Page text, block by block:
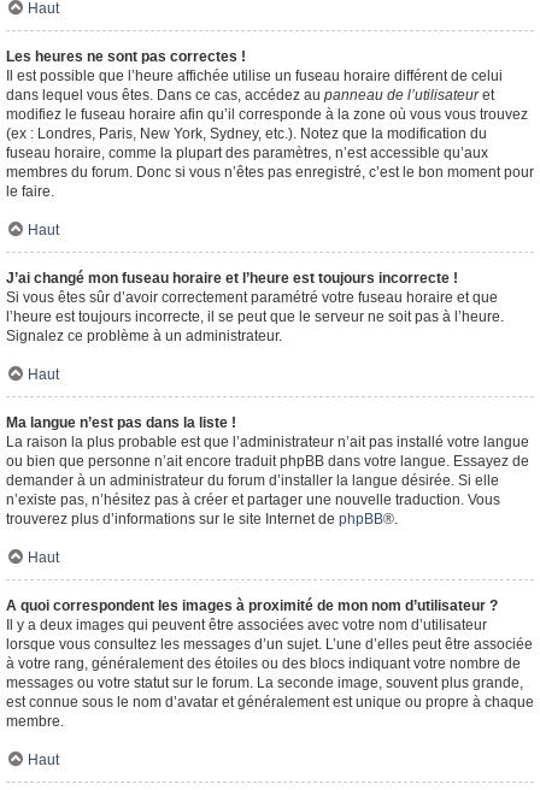
Haut
Les heures ne sont pas correctes !
Il est possible que l’heure affichée utilise un fuseau horaire différent de celui
dans lequel vous êtes. Dans ce cas, accédez au panneau de l’utilisateuret
modifiez le fuseau horaire afin qu’il corresponde à la zone où vous vous trouvez
(ex : Londres, Paris, New York, Sydney, etc.). Notez que la modification du
fuseau horaire, comme la plupart des paramètres, n’est accessible qu’aux
membres du forum. Donc si vous n’êtes pas enregistré, c’est le bon moment pour
le faire.
Haut
J’ai changé mon fuseau horaire et l’heure est toujours incorrecte !
Si vous êtes sûr d’avoir correctement paramétré votre fuseau horaire et que
l’heure est toujours incorrecte, il se peut que le serveur ne soit pas à l’heure.
Signalez ce problème à un administrateur.
Haut
Ma langue n’est pas dans la liste !
La raison la plus probable est que l’administrateur n’ait pas installé votre langue
ou bien que personne n’ait encore traduit phpBB dans votre langue. Essayez de
demander à un administrateur du forum d’installer la langue désirée. Si elle
n’existe pas, n’hésitez pas à créer et partager une nouvelle traduction. Vous
trouverez plus d’informations sur le site Internet de phpBB®.
Haut
A quoi correspondent les images à proximité de mon nom d’utilisateur ?
Il y a deux images qui peuvent être associées avec votre nom d’utilisateur
lorsque vous consultez les messages d’un sujet. L’une d’elles peut être associée
à votre rang, généralement des étoiles ou des blocs indiquant votre nombre de
messages ou votre statut sur le forum. La seconde image, souvent plus grande,
est connue sous le nom d’avatar et généralement est unique ou propre à chaque
membre.
Haut